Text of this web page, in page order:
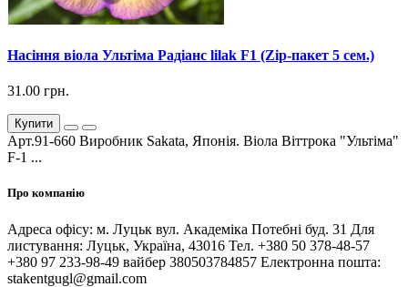
Насіння віола Ультіма Радіанс lilak F1 (Zip-пакет 5 сем.)
31.00 грн.
Купити
Арт.91-660 Виробник Sakata, Японія. Віола Віттрока "Ультіма"
F-1 ...
Про компанію
Адреса офісу: м. Луцьк вул. Академіка Потебні буд. 31 Для
листування: Луцьк, Україна, 43016 Тел. +380 50 378-48-57
+380 97 233-98-49 вайбер 380503784857 Електронна пошта:
stakentgugl@gmail.com